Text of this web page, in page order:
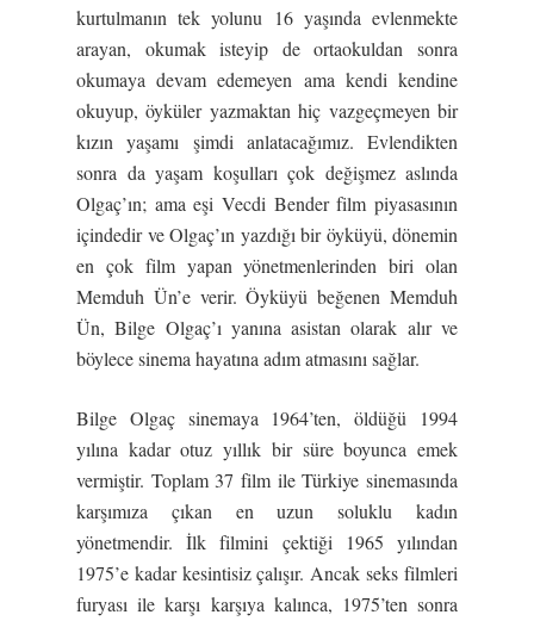
kurtulmanın tek yolunu 16 yaşında evlenmekte
arayan, okumak isteyip de ortaokuldan sonra
okumaya devam edemeyen ama kendi kendine
okuyup, öyküler yazmaktan hiç vazgeçmeyen bir
kızın yaşamı şimdi anlatacağımız. Evlendikten
sonra da yaşam koşulları çok değişmez aslında
Olgaç’ın; ama eşi Vecdi Bender film piyasasının
içindedir ve Olgaç’ın yazdığı bir öyküyü, dönemin
en çok film yapan yönetmenlerinden biri olan
Memduh Ün’e verir. Öyküyü beğenen Memduh
Ün, Bilge Olgaç’ı yanına asistan olarak alır ve
böylece sinema hayatına adım atmasını sağlar.
Bilge Olgaç sinemaya 1964’ten, öldüğü 1994
yılına kadar otuz yıllık bir süre boyunca emek
vermiştir. Toplam 37 film ile Türkiye sinemasında
karşımıza çıkan en uzun soluklu kadın
yönetmendir. İlk filmini çektiği 1965 yılından
1975’e kadar kesintisiz çalışır. Ancak seks filmleri
furyası ile karşı karşıya kalınca, 1975’ten sonra